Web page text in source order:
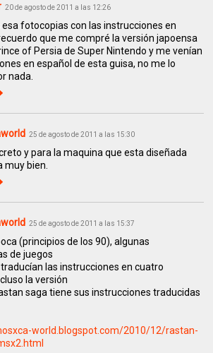
20 de agosto de 2011 a las 12:26
fotocopias con las instrucciones en
que me compré la versión japoensa
of Persia de Super Nintendo y me venían
en español de esta guisa, no me lo
nada.
25 de agosto de 2011 a las 15:30
y para la maquina que esta diseñada
muy bien.
25 de agosto de 2011 a las 15:37
(principios de los 90), algunas
de juegos
las instrucciones en cuatro
la versión
saga tiene sus instrucciones traducidas
world.blogspot.com/2010/12/rastan-